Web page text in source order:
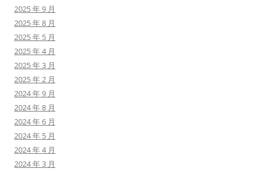
2025 年 9 月
2025 年 8 月
2025 年 5 月
2025 年 4 月
2025 年 3 月
2025 年 2 月
2024 年 9 月
2024 年 8 月
2024 年 6 月
2024 年 5 月
2024 年 4 月
2024 年 3 月